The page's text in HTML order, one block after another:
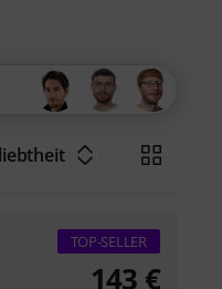
TOP-SELLER
143 €